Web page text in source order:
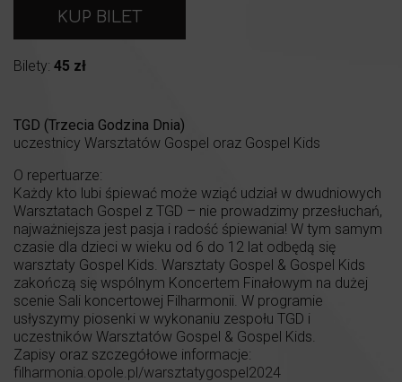
KUP BILET
Bilety: 45 zł
TGD (Trzecia Godzina Dnia)
uczestnicy Warsztatów Gospel oraz Gospel Kids
O repertuarze:
Każdy kto lubi śpiewać może wziąć udział w dwudniowych
Warsztatach Gospel z TGD – nie prowadzimy przesłuchań,
najważniejsza jest pasja i radość śpiewania! W tym samym
czasie dla dzieci w wieku od 6 do 12 lat odbędą się
warsztaty Gospel Kids. Warsztaty Gospel & Gospel Kids
zakończą się wspólnym Koncertem Finałowym na dużej
scenie Sali koncertowej Filharmonii. W programie
usłyszymy piosenki w wykonaniu zespołu TGD i
uczestników Warsztatów Gospel & Gospel Kids.
Zapisy oraz szczegółowe informacje:
filharmonia.opole.pl/warsztatygospel2024